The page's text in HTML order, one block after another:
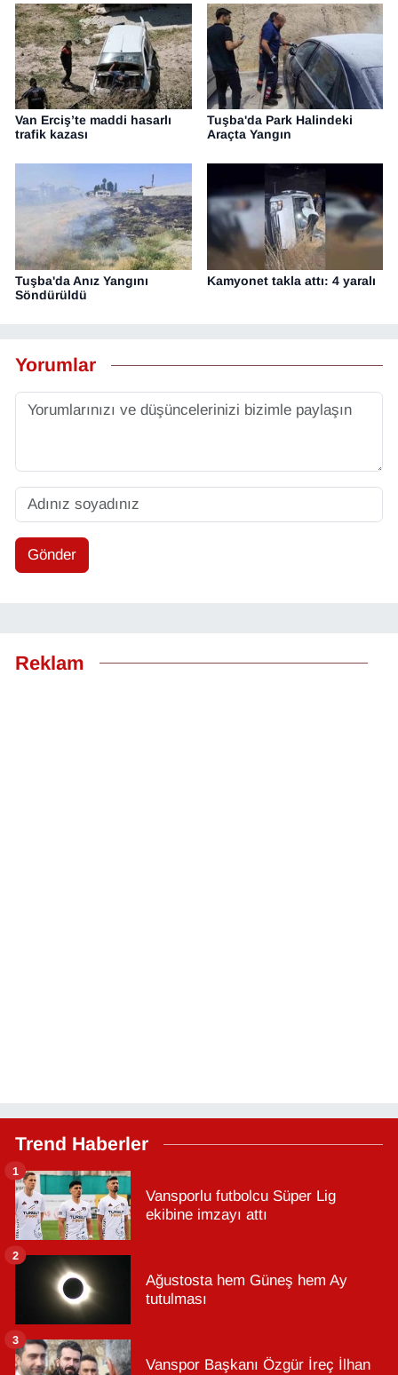
Van Erciş’te maddi hasarlı
trafik kazası
Tuşba'da Park Halindeki
Araçta Yangın
Tuşba'da Anız Yangını
Söndürüldü
Kamyonet takla attı: 4 yaralı
Yorumlar
Gönder
Reklam
Trend Haberler
Vansporlu futbolcu Süper Lig
ekibine imzayı attı
1
Ağustosta hem Güneş hem Ay
tutulması
2
Vanspor Başkanı Özgür İreç İlhan
3